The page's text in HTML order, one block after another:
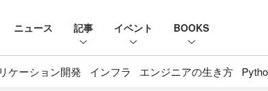
ニュース 記事 イベント BOOKS
ケーション開発 インフラ エンジニアの生き方